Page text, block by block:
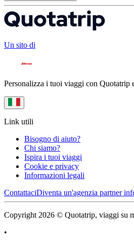
Un sito di
Personalizza i tuoi viaggi con Quotatrip
Link utili
Bisogno di aiuto?
Chi siamo?
Ispira i tuoi viaggi
Cookie e privacy
Informazioni legali
ContattaciDiventa un'agenzia partner
Copyright 2026 © Quotatrip, viaggi su
•